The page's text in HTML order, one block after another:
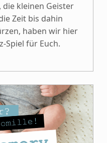
kleinen Geister
Zeit bis dahin
haben wir hier
Spiel für Euch.